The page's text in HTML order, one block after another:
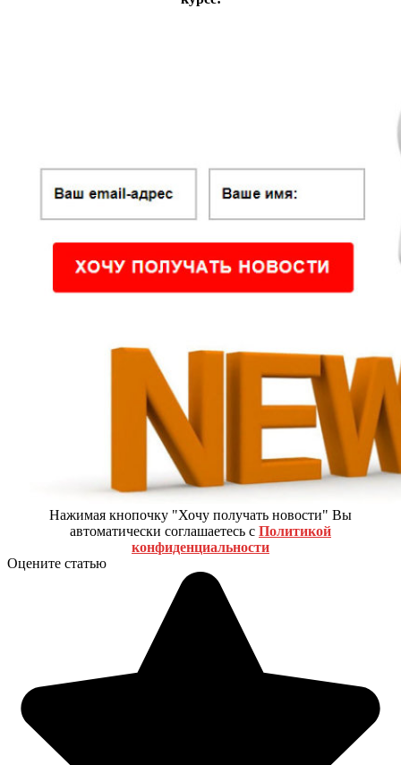
Нажимая кнопочку "Хочу получать новости" Вы
автоматически соглашаетесь с Политикой
конфиденциальности
Оцените статью